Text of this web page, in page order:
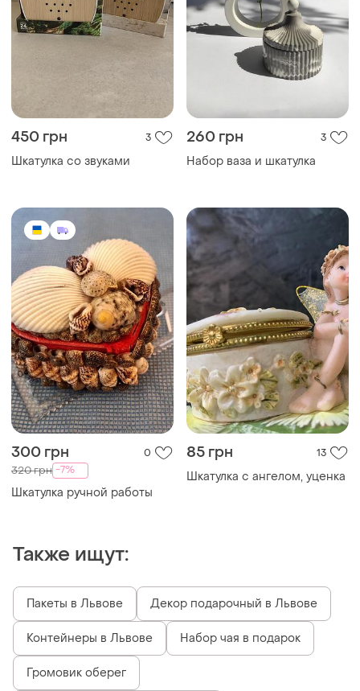
450 грн 3
Шкатулка со звуками
260 грн 3
Набор ваза и шкатулка
300 грн 0
320 грн -7%
Шкатулка ручной работы
85 грн 13
Шкатулка с ангелом, уценка
Также ищут:
Пакеты в Львове Декор подарочный в Львове
Контейнеры в Львове Набор чая в подарок
Громовик оберег